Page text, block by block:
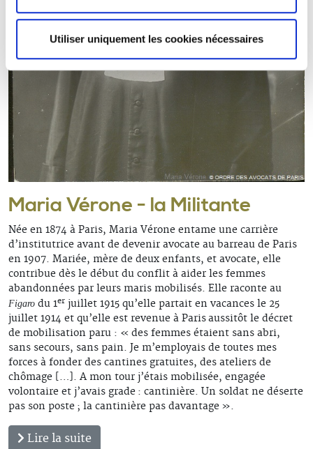
Utiliser uniquement les cookies nécessaires
Maria Vérone - la Militante
Née en 1874 à Paris, Maria Vérone entame une carrière
d’institutrice avant de devenir avocate au barreau de Paris
en 1907. Mariée, mère de deux enfants, et avocate, elle
contribue dès le début du conflit à aider les femmes
abandonnées par leurs maris mobilisés. Elle raconte au
Figaro du 1er juillet 1915 qu’elle partait en vacances le 25
juillet 1914 et qu’elle est revenue à Paris aussitôt le décret
de mobilisation paru : « des femmes étaient sans abri,
sans secours, sans pain. Je m’employais de toutes mes
forces à fonder des cantines gratuites, des ateliers de
chômage […]. A mon tour j’étais mobilisée, engagée
volontaire et j’avais grade : cantinière. Un soldat ne déserte
pas son poste ; la cantinière pas davantage ».
Lire la suite